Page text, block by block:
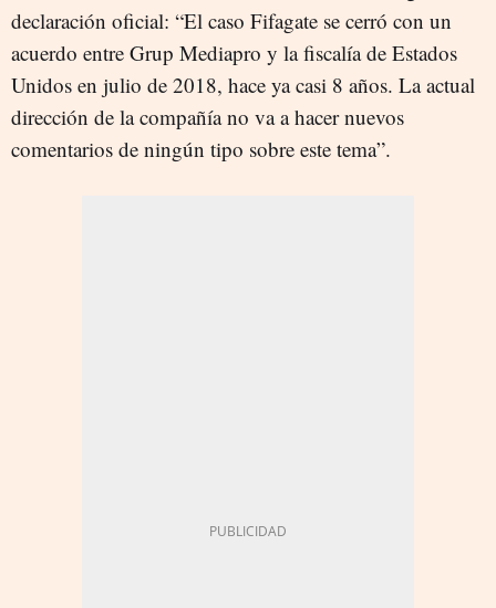
declaración oficial: “El caso Fifagate se cerró con un
acuerdo entre Grup Mediapro y la fiscalía de Estados
Unidos en julio de 2018, hace ya casi 8 años. La actual
dirección de la compañía no va a hacer nuevos
comentarios de ningún tipo sobre este tema”.